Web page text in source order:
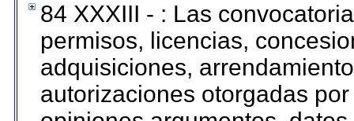
84 XXXIII - : Las
permisos, licencias,
adquisiciones,
autorizaciones otorgadas